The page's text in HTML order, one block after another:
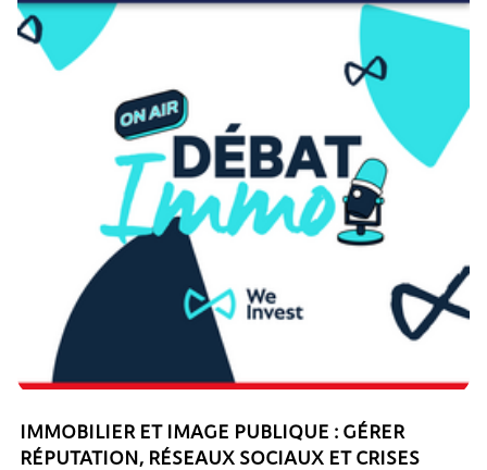
IMMOBILIER ET IMAGE PUBLIQUE : GÉRER
RÉPUTATION, RÉSEAUX SOCIAUX ET CRISES